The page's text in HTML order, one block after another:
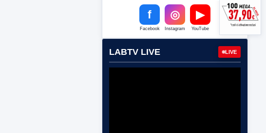
f
Facebook
◎
Instagram
▶
YouTube
LABTV LIVE LIVE